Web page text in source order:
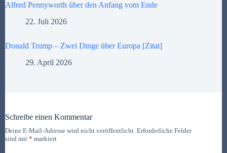
Alfred Pennyworth über den Anfang vom Ende
22. Juli 2026
Donald Trump – Zwei Dinge über Europa [Zitat]
29. April 2026
Schreibe einen Kommentar
Deine E-Mail-Adresse wird nicht veröffentlicht. Erforderliche Felder
sind mit * markiert